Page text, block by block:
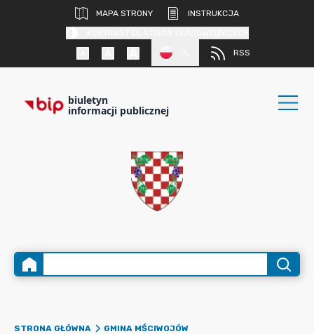
MAPA STRONY
INSTRUKCJA
RSS
biuletyn
informacji publicznej
STRONA GŁÓWNA
GMINA MŚCIWOJÓW